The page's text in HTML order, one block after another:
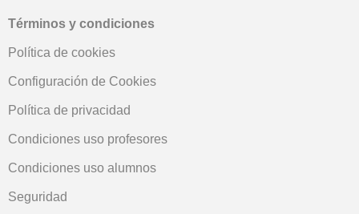
Términos y condiciones
Política de cookies
Configuración de Cookies
Política de privacidad
Condiciones uso profesores
Condiciones uso alumnos
Seguridad